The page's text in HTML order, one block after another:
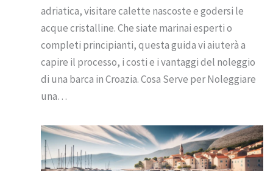
adriatica, visitare calette nascoste e godersi le
acque cristalline. Che siate marinai esperti o
completi principianti, questa guida vi aiuterà a
capire il processo, i costi e i vantaggi del noleggio
di una barca in Croazia. Cosa Serve per Noleggiare
una…